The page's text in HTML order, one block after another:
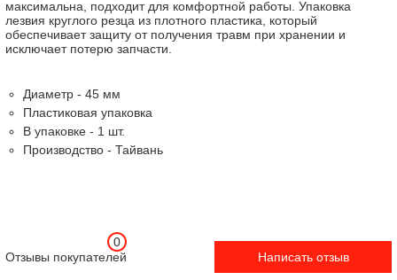
максимальна, подходит для комфортной работы. Упаковка
лезвия круглого резца из плотного пластика, который
обеспечивает защиту от получения травм при хранении и
исключает потерю запчасти.
Диаметр - 45 мм
Пластиковая упаковка
В упаковке - 1 шт.
Производство - Тайвань
Отзывы покупателей
0
Написать отзыв